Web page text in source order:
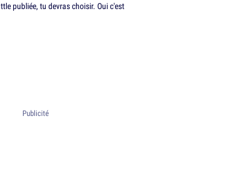
publiée, tu devras choisir. Oui c'est